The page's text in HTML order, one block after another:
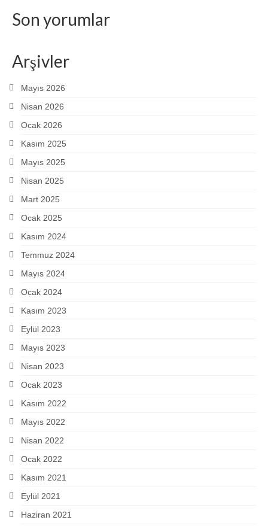
Son yorumlar
Arşivler
Mayıs 2026
Nisan 2026
Ocak 2026
Kasım 2025
Mayıs 2025
Nisan 2025
Mart 2025
Ocak 2025
Kasım 2024
Temmuz 2024
Mayıs 2024
Ocak 2024
Kasım 2023
Eylül 2023
Mayıs 2023
Nisan 2023
Ocak 2023
Kasım 2022
Mayıs 2022
Nisan 2022
Ocak 2022
Kasım 2021
Eylül 2021
Haziran 2021